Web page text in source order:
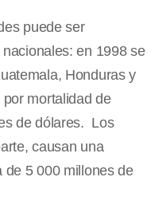
puede ser
en 1998 se
Honduras y
mortalidad de
de dólares. Los
causan una
de 5 000 millones de